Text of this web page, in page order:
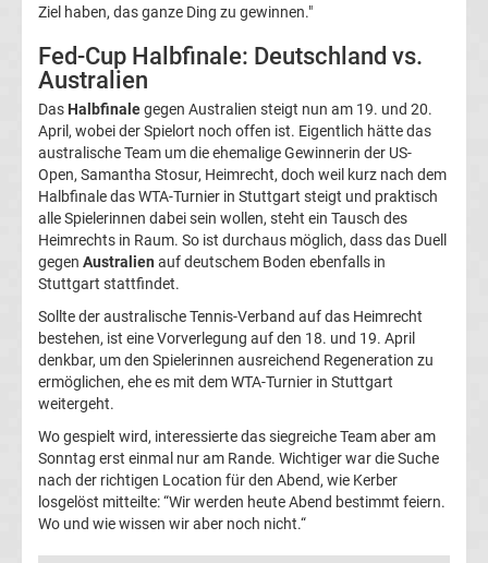
Bundesliga
Ergebnisse
2.
Liga
3.
Liga
Ergebnisse
3.
Ziel haben, das ganze Ding zu gewinnen."
Fed-Cup Halbfinale: Deutschland vs.
Australien
Das Halbfinalegegen Australien steigt nun am 19. und 20.
April, wobei der Spielort noch offen ist. Eigentlich hätte das
australische Team um die ehemalige Gewinnerin der US-
Open, Samantha Stosur, Heimrecht, doch weil kurz nach dem
Halbfinale das WTA-Turnier in Stuttgart steigt und praktisch
alle Spielerinnen dabei sein wollen, steht ein Tausch des
Heimrechts in Raum. So ist durchaus möglich, dass das Duell
gegen Australien auf deutschem Boden ebenfalls in
Stuttgart stattfindet.
Sollte der australische Tennis-Verband auf das Heimrecht
bestehen, ist eine Vorverlegung auf den 18. und 19. April
denkbar, um den Spielerinnen ausreichend Regeneration zu
ermöglichen, ehe es mit dem WTA-Turnier in Stuttgart
weitergeht.
Wo gespielt wird, interessierte das siegreiche Team aber am
Sonntag erst einmal nur am Rande. Wichtiger war die Suche
nach der richtigen Location für den Abend, wie Kerber
losgelöst mitteilte: “Wir werden heute Abend bestimmt feiern.
Wo und wie wissen wir aber noch nicht.“